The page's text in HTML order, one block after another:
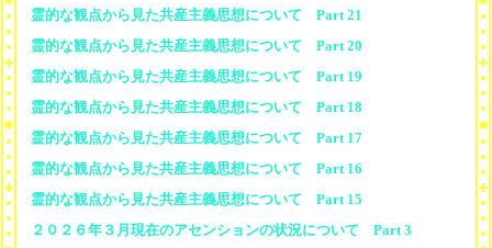
霊的な観点から見た共産主義思想について Part 21
霊的な観点から見た共産主義思想について Part 20
霊的な観点から見た共産主義思想について Part 19
霊的な観点から見た共産主義思想について Part 18
霊的な観点から見た共産主義思想について Part 17
霊的な観点から見た共産主義思想について Part 16
霊的な観点から見た共産主義思想について Part 15
２０２６年３月現在のアセンションの状況について Part 3